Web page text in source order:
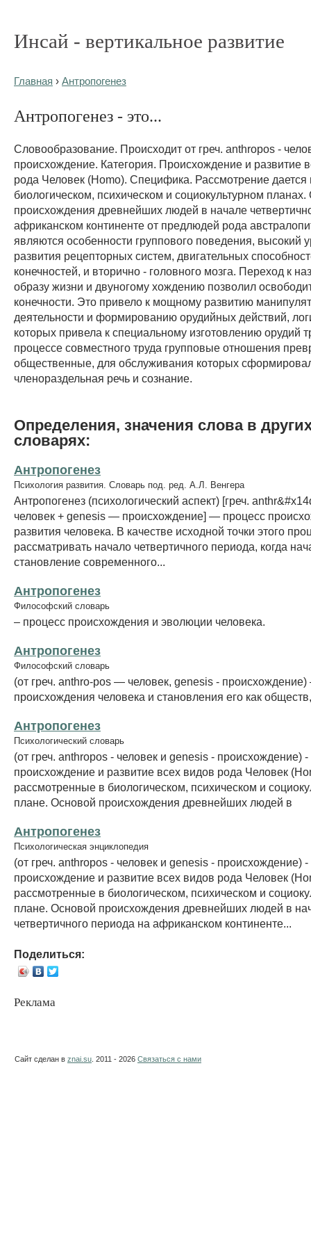
Инсай - вертикальное развитие
Главная › Антропогенез
Антропогенез - это...
Словообразование. Происходит от греч. anthropos -
происхождение. Категория. Происхождение и развитие
рода Человек (Homo). Специфика. Рассмотрение дается
биологическом, психическом и социокультурном
происхождения древнейших людей в начале
африканском континенте от предлюдей рода
являются особенности группового поведения, высокий
развития рецепторных систем, двигательных
конечностей, и вторично - головного мозга. Переход к
образу жизни и двуногому хождению позволил
конечности. Это привело к мощному развитию
деятельности и формированию орудийных действий,
которых привела к специальному изготовлению орудий
процессе совместного труда групповые отношения
общественные, для обслуживания которых
членораздельная речь и сознание.
Определения, значения слова в
словарях:
Антропогенез
Психология развития. Словарь под. ред. А.Л. Венгера
Антропогенез (психологический аспект) [греч.
человек + genesis — происхождение] — процесс
развития человека. В качестве исходной точки этого
рассматривать начало четвертичного периода, когда
становление современного...
Антропогенез
Философский словарь
– процесс происхождения и эволюции человека.
Антропогенез
Философский словарь
(от греч. anthro-pos — человек, genesis -
происхождения человека и становления его как
Антропогенез
Психологический словарь
(от греч. anthropos - человек и genesis - происхождение) -
происхождение и развитие всех видов рода Человек
рассмотренные в биологическом, психическом и
плане. Основой происхождения древнейших людей в
Антропогенез
Психологическая энциклопедия
(от греч. anthropos - человек и genesis - происхождение) -
происхождение и развитие всех видов рода Человек
рассмотренные в биологическом, психическом и
плане. Основой происхождения древнейших людей в
четвертичного периода на африканском континенте...
Поделиться:
Реклама
Сайт сделан в znai.su . 2011 - 2026 Связаться с нами